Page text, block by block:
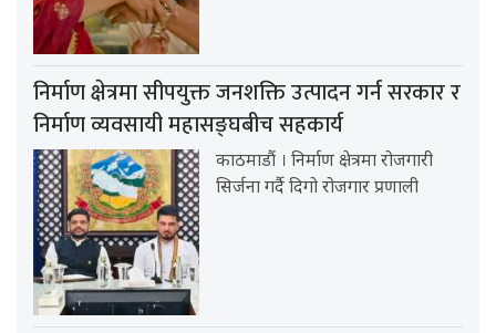
निर्माण क्षेत्रमा सीपयुक्त जनशक्ति उत्पादन गर्न सरकार र
निर्माण व्यवसायी महासङ्घबीच सहकार्य
काठमाडौं । निर्माण क्षेत्रमा रोजगारी
सिर्जना गर्दै दिगो रोजगार प्रणाली